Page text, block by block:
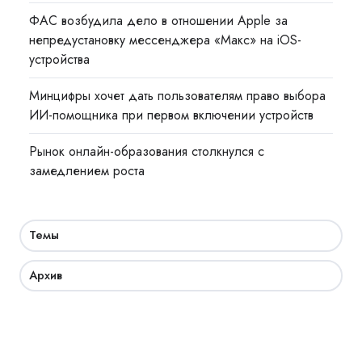
ФАС возбудила дело в отношении Apple за
непредустановку мессенджера «Макс» на iOS-
устройства
Минцифры хочет дать пользователям право выбора
ИИ-помощника при первом включении устройств
Рынок онлайн-образования столкнулся с
замедлением роста
Темы
Архив